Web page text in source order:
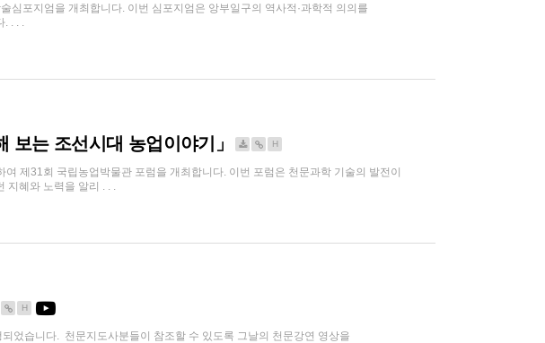
포지엄을 개최합니다. 이번 심포지엄은 앙부일구의 역사적·과학적 의의를
. . . .
는 조선시대 농업이야기」 H
제31회 국립농업박물관 포럼을 개최합니다. 이번 포럼은 천문과학 기술의 발전이
지혜와 노력을 알리 . . .
H
었습니다. 천문지도사분들이 참조할 수 있도록 그날의 천문강연 영상을